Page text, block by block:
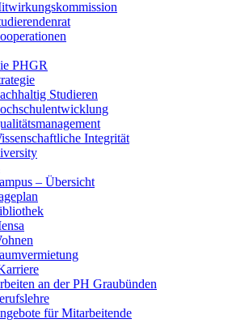
PHGR
Studieren
Integrität
– Übersicht
an der PH Graubünden
für Mitarbeitende